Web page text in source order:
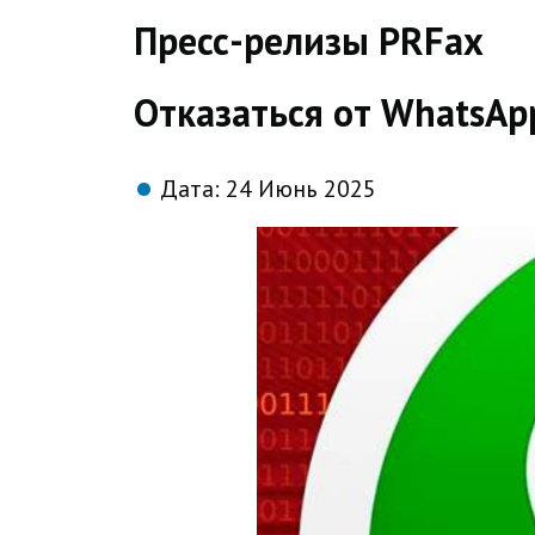
Пресс-релизы PRFax
Отказаться от
Дата: 24 Июнь 2025